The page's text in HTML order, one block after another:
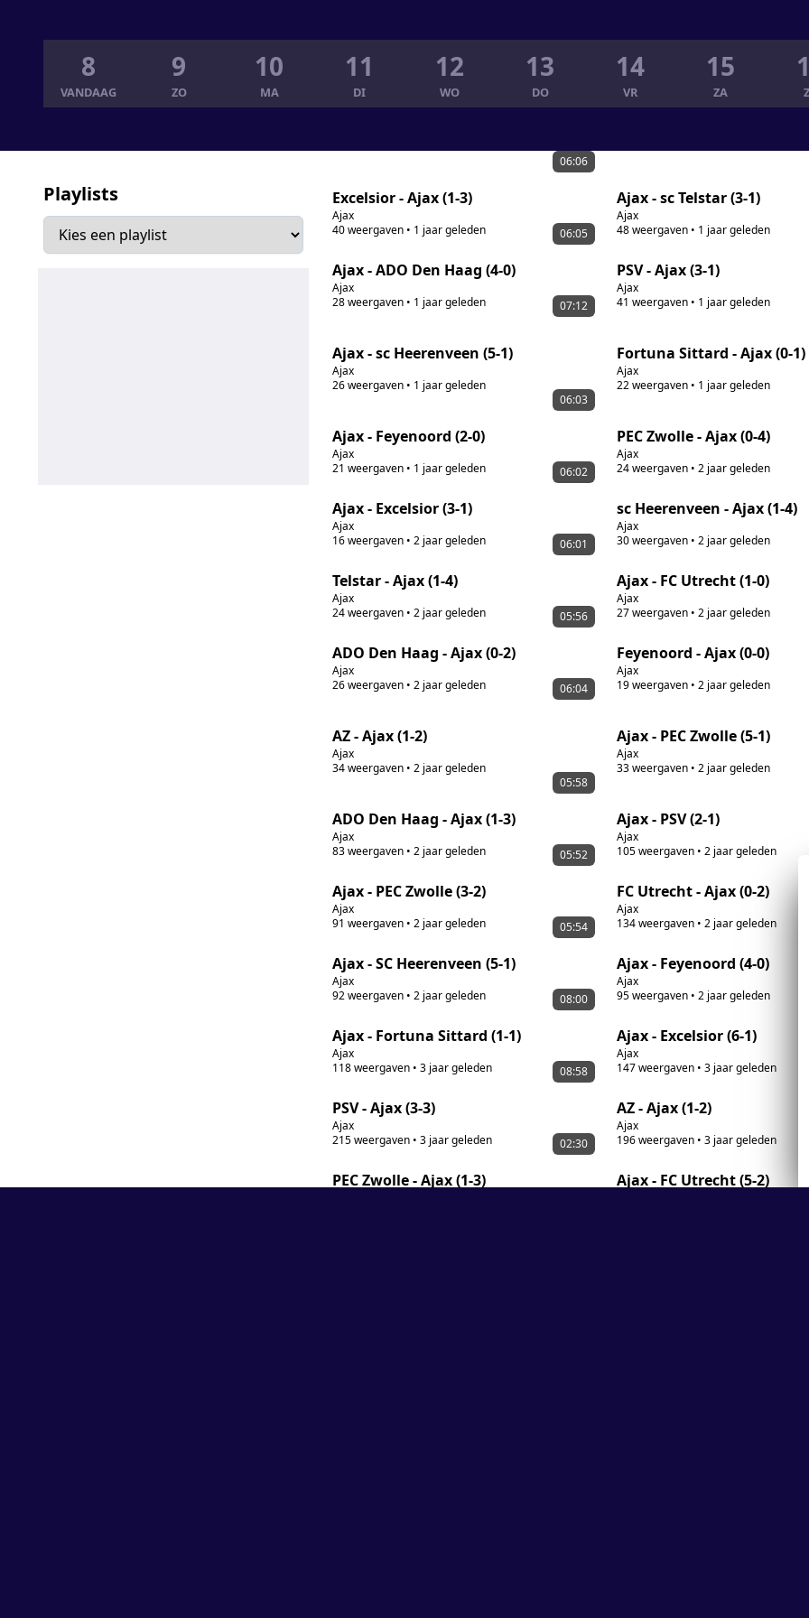
8
VANDAAG
9
ZO
10
MA
11
DI
12
WO
13
DO
14
VR
15
ZA
Playlists
06:06
Excelsior - Ajax (1-3)
Ajax
40weergaven • 1 jaar geleden
Ajax - sc Telstar (3-1)
Ajax
48weergaven• 1 jaar geleden
06:05
Ajax - ADO Den Haag (4-0)
Ajax
28weergaven • 1 jaar geleden
PSV - Ajax (3-1)
Ajax
41 weergaven• 1 jaar geleden
07:12
Ajax - sc Heerenveen (5-1)
Ajax
26weergaven • 1 jaar geleden
Fortuna Sittard - Ajax (0-1)
Ajax
22weergaven• 1 jaar geleden
06:03
Ajax - Feyenoord (2-0)
Ajax
21 weergaven • 1 jaar geleden
PEC Zwolle - Ajax (0-4)
Ajax
24weergaven• 2 jaar geleden
06:02
Ajax - Excelsior (3-1)
Ajax
16weergaven • 2 jaar geleden
sc Heerenveen - Ajax (1-4)
Ajax
30weergaven• 2 jaar geleden
06:01
Telstar - Ajax (1-4)
Ajax
24weergaven • 2 jaar geleden
Ajax - FC Utrecht (1-0)
Ajax
27weergaven• 2 jaar geleden
05:56
ADO Den Haag - Ajax (0-2)
Ajax
26weergaven • 2 jaar geleden
Feyenoord - Ajax (0-0)
Ajax
19weergaven• 2 jaar geleden
06:04
AZ - Ajax (1-2)
Ajax
34weergaven • 2 jaar geleden
Ajax - PEC Zwolle (5-1)
Ajax
33weergaven• 2 jaar geleden
05:58
ADO Den Haag - Ajax (1-3)
Ajax
83weergaven • 2 jaar geleden
Ajax - PSV (2-1)
Ajax
105weergaven• 2 jaar geleden
05:52
Ajax - PEC Zwolle (3-2)
Ajax
91 weergaven • 2 jaar geleden
FC Utrecht - Ajax (0-2)
Ajax
134weergaven• 2 jaar geleden
05:54
Ajax - SC Heerenveen (5-1)
Ajax
92weergaven • 2 jaar geleden
Ajax - Feyenoord (4-0)
Ajax
95weergaven• 2 jaar geleden
08:00
Ajax - Fortuna Sittard (1-1)
Ajax
118weergaven • 3 jaar geleden
Ajax - Excelsior (6-1)
Ajax
147weergaven• 3 jaar geleden
08:58
PSV - Ajax (3-3)
Ajax
215weergaven • 3 jaar geleden
AZ - Ajax (1-2)
Ajax
196weergaven• 3 jaar geleden
02:30
PEC Zwolle - Ajax (1-3) Ajax - FC Utrecht (5-2)